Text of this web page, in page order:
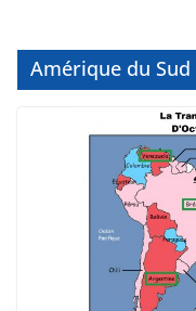
Amérique du Sud